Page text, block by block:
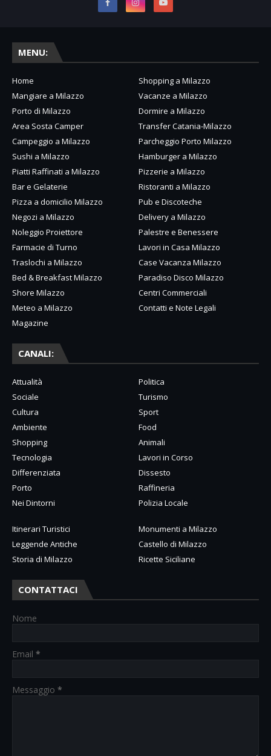
MENU:
Home
Shopping a Milazzo
Mangiare a Milazzo
Vacanze a Milazzo
Porto di Milazzo
Dormire a Milazzo
Area Sosta Camper
Transfer Catania-Milazzo
Campeggio a Milazzo
Parcheggio Porto Milazzo
Sushi a Milazzo
Hamburger a Milazzo
Piatti Raffinati a Milazzo
Pizzerie a Milazzo
Bar e Gelaterie
Ristoranti a Milazzo
Pizza a domicilio Milazzo
Pub e Discoteche
Negozi a Milazzo
Delivery a Milazzo
Noleggio Proiettore
Palestre e Benessere
Farmacie di Turno
Lavori in Casa Milazzo
Traslochi a Milazzo
Case Vacanza Milazzo
Bed & Breakfast Milazzo
Paradiso Disco Milazzo
Shore Milazzo
Centri Commerciali
Meteo a Milazzo
Contatti e Note Legali
Magazine
CANALI:
Attualità
Politica
Sociale
Turismo
Cultura
Sport
Ambiente
Food
Shopping
Animali
Tecnologia
Lavori in Corso
Differenziata
Dissesto
Porto
Raffineria
Nei Dintorni
Polizia Locale
Itinerari Turistici
Monumenti a Milazzo
Leggende Antiche
Castello di Milazzo
Storia di Milazzo
Ricette Siciliane
CONTATTACI
Nome
Email *
Messaggio *